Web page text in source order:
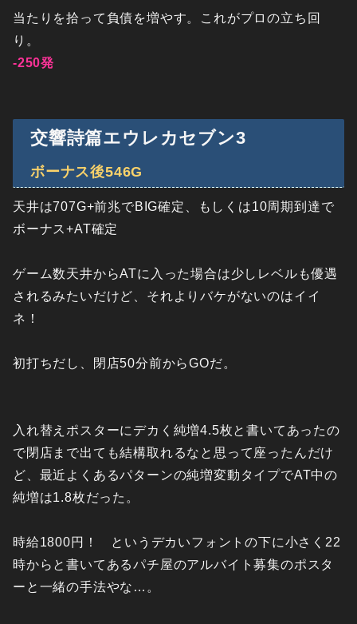
当たりを拾って負債を増やす。これがプロの立ち回
り。
-250発
交響詩篇エウレカセブン3
ボーナス後546G
天井は707G+前兆でBIG確定、もしくは10周期到達で
ボーナス+AT確定
ゲーム数天井からATに入った場合は少しレベルも優遇
されるみたいだけど、それよりバケがないのはイイ
ネ！
初打ちだし、閉店50分前からGOだ。
入れ替えポスターにデカく純増4.5枚と書いてあったの
で閉店まで出ても結構取れるなと思って座ったんだけ
ど、最近よくあるパターンの純増変動タイプでAT中の
純増は1.8枚だった。
時給1800円！ というデカいフォントの下に小さく22
時からと書いてあるパチ屋のアルバイト募集のポスタ
ーと一緒の手法やな…。